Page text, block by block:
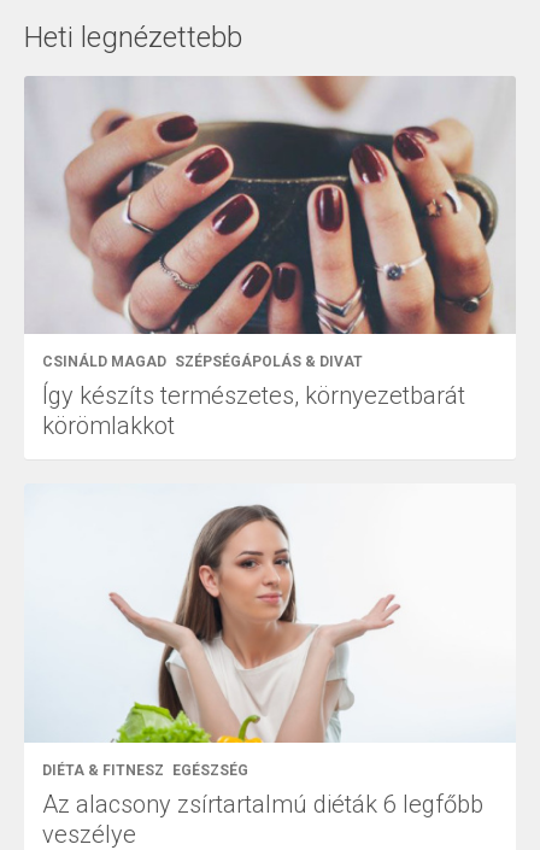
Heti legnézettebb
CSINÁLD MAGAD SZÉPSÉGÁPOLÁS & DIVAT
Így készíts természetes, környezetbarát
körömlakkot
DIÉTA & FITNESZ EGÉSZSÉG
Az alacsony zsírtartalmú diéták 6 legfőbb
veszélye